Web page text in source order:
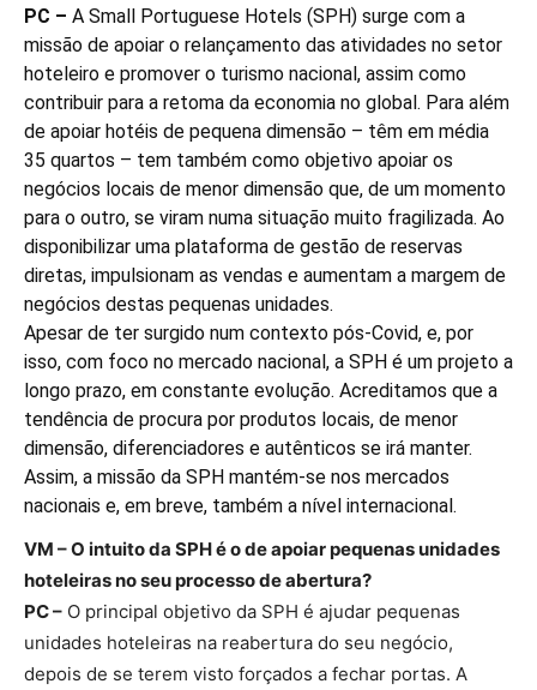
PC – A Small Portuguese Hotels (SPH) surge com a
missão de apoiar o relançamento das atividades no setor
hoteleiro e promover o turismo nacional, assim como
contribuir para a retoma da economia no global. Para além
de apoiar hotéis de pequena dimensão – têm em média
35 quartos – tem também como objetivo apoiar os
negócios locais de menor dimensão que, de um momento
para o outro, se viram numa situação muito fragilizada. Ao
disponibilizar uma plataforma de gestão de reservas
diretas, impulsionam as vendas e aumentam a margem de
negócios destas pequenas unidades.
Apesar de ter surgido num contexto pós-Covid, e, por
isso, com foco no mercado nacional, a SPH é um projeto a
longo prazo, em constante evolução. Acreditamos que a
tendência de procura por produtos locais, de menor
dimensão, diferenciadores e autênticos se irá manter.
Assim, a missão da SPH mantém-se nos mercados
nacionais e, em breve, também a nível internacional.
VM – O intuito da SPH é o de apoiar pequenas unidades
hoteleiras no seu processo de abertura?
PC – O principal objetivo da SPH é ajudar pequenas
unidades hoteleiras na reabertura do seu negócio,
depois de se terem visto forçados a fechar portas. A